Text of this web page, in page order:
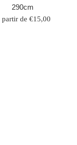
290cm
partir de €15,00